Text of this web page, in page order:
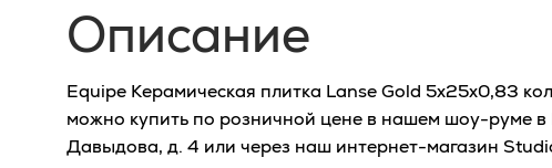
Описание
Equipe Керамическая плитка Lanse Gold 5x25x0,83
можно купить по розничной цене в нашем шоу-руме в
Давыдова, д. 4 или через наш интернет-магазин